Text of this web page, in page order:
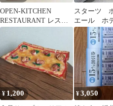
OPEN-KITCHEN
RESTAURANT レスト
ラン
スターツ
エール ホ
ゲート 株
枚セット
¥1,200 ¥3,050